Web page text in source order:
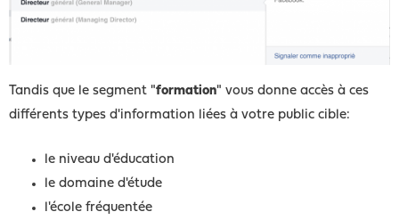
Tandis que le segment "formation" vous donne accès à ces
différents types d'information liées à votre public cible:
le niveau d'éducation
le domaine d'étude
l'école fréquentée